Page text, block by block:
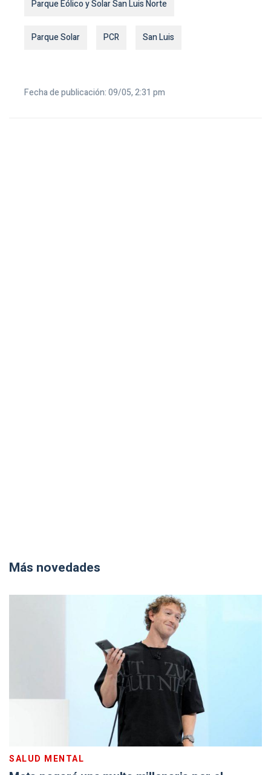
Parque Eólico y Solar San Luis Norte
Parque Solar PCR San Luis
Fecha de publicación: 09/05, 2:31 pm
Más novedades
SALUD MENTAL